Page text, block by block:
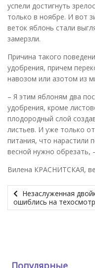
успели достигнуть
только в ноябре. И вот
веток яблонь стали
замерзли.
Причина такого
удобрения, причем
навозом или азотом из
– Я этим яблоням два
удобрения, кроме
плодородный слой
листьев. И уже только
питания, что нарастили
весной нужно обрезать,
Вилена КРАСНИТСКАЯ,
Незаслуженная
ошиблись на
Популярные